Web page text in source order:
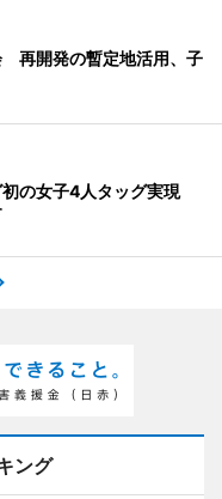
再開発の暫定地活用、子
の女子4人タッグ実現
ング